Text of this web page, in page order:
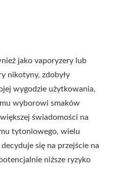
jako vaporyzery lub
nikotyny, zdobyły
wygodzie użytkowania,
wyborowi smaków
świadomości na
tytoniowego, wielu
się na przejście na
niższe ryzyko